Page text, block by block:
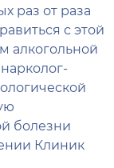
раз от раза
с этой
алкогольной
болезни
Клиник